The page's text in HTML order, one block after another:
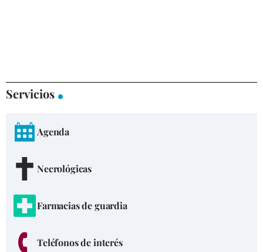
Servicios
Agenda
Necrológicas
Farmacias de guardia
Teléfonos de interés